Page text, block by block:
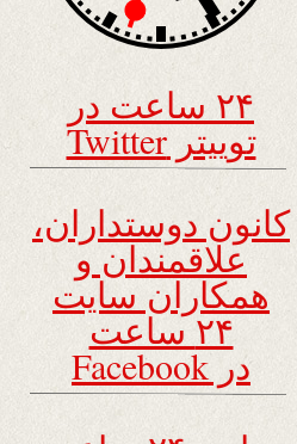
۲۴ ساعت در
توییتر Twitter
کانون دوستداران،
علاقمندان و
همکاران سایت
۲۴ ساعت
در Facebook